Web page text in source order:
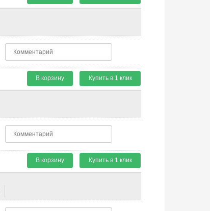
В корзину Купить в 1 клик
В корзину Купить в 1 клик